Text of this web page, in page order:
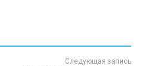
Следующая запись